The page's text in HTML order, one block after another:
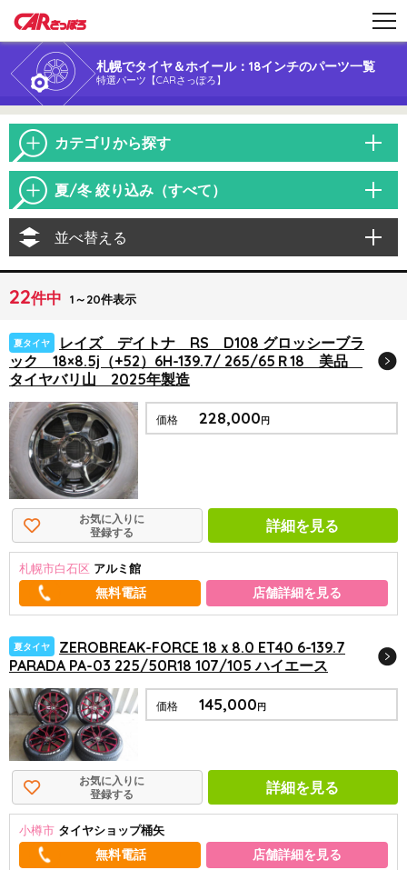
札幌でタイヤ＆ホイール：18インチのパーツ一覧
特選パーツ【CARさっぽろ】
カテゴリから探す
夏/冬 絞り込み（すべて）
並べ替える
22件中 1～20件表示
夏タイヤ
レイズ デイトナ RS D108 グロッシーブラ
ック 18×8.5j（+52）6H-139.7/ 265/65Ｒ18 美品
タイヤバリ山 2025年製造
価格 228,000円
お気に入りに
登録する
詳細を見る
札幌市白石区 アルミ館
店舗詳細を見る
夏タイヤ
ZEROBREAK-FORCE 18ｘ8.0 ET40 6-139.7
PARADA PA-03 225/50R18 107/105 ハイエース
価格 145,000円
お気に入りに
登録する
詳細を見る
小樽市 タイヤショップ桶矢
店舗詳細を見る